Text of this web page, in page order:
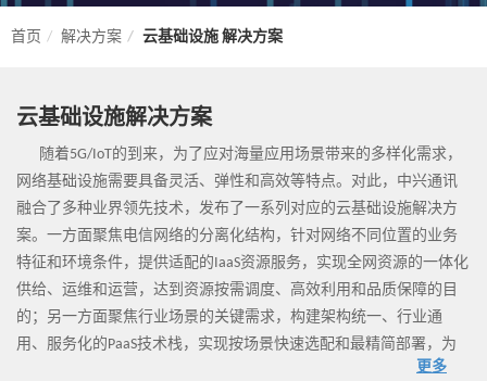
首页 解决方案 云基础设施 解决方案
云基础设施解决方案
随着5G/IoT的到来，为了应对海量应用场景带来的多样化需求，
网络基础设施需要具备灵活、弹性和高效等特点。对此，中兴通讯
融合了多种业界领先技术，发布了一系列对应的云基础设施解决方
案。一方面聚焦电信网络的分离化结构，针对网络不同位置的业务
特征和环境条件，提供适配的IaaS资源服务，实现全网资源的一体化
供给、运维和运营，达到资源按需调度、高效利用和品质保障的目
的；另一方面聚焦行业场景的关键需求，构建架构统一、行业通
用、服务化的PaaS技术栈，实现按场景快速选配和最精简部署，为
行业用户构建量身定做的自主服务平台，从而更好地匹配不同行业
更多